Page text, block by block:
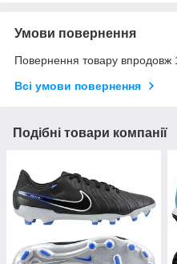
Умови повернення
Повернення товару впродовж
Всі умови повернення
Подібні товари компанії